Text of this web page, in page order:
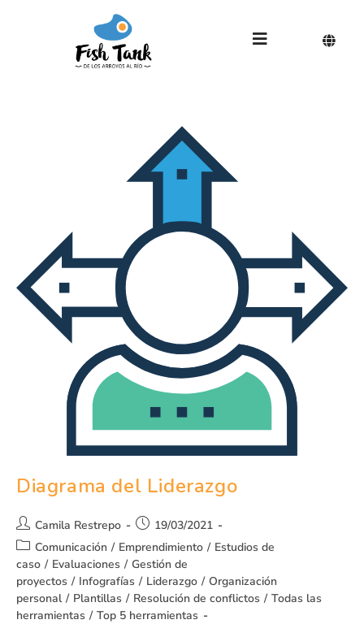
Diagrama del Liderazgo
Camila Restrepo
19/03/2021
Comunicación / Emprendimiento / Estudios de
caso / Evaluaciones / Gestión de
proyectos / Infografías / Liderazgo / Organización
personal / Plantillas / Resolución de conflictos / Todas las
herramientas / Top 5 herramientas